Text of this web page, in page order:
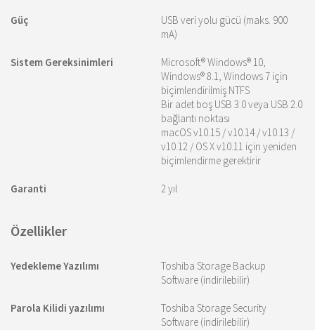
Güç
USB veri yolu gücü (maks. 900
mA)
Sistem Gereksinimleri
Microsoft® Windows® 10,
Windows® 8.1, Windows 7 için
biçimlendirilmiş NTFS
Bir adet boş USB 3.0 veya USB 2.0
bağlantı noktası
macOS v10.15 / v10.14 / v10.13 /
v10.12 / OS X v10.11 için yeniden
biçimlendirme gerektirir
Garanti 2 yıl
Özellikler
Yedekleme Yazılımı
Toshiba Storage Backup
Software (indirilebilir)
Parola Kilidi yazılımı
Toshiba Storage Security
Software (indirilebilir)